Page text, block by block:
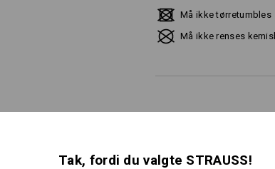
Må ikke tørretumbles
Må ikke renses
Udform
Tak, fordi du valgte STRAUSS!